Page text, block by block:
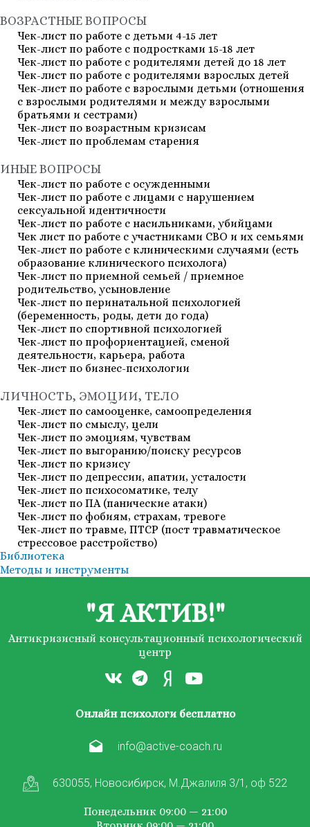
ВОЗРАСТНЫЕ ВОПРОСЫ
Чек-лист по работе с детьми 4-15 лет
Чек-лист по работе с подростками 15-18 лет
Чек-лист по работе с родителями детей до 18 лет
Чек-лист по работе с родителями взрослых детей
Чек-лист по работе с взрослыми детьми (отношения
с взрослыми родителями и между взрослыми
братьями и сестрами)
Чек-лист по возрастным кризисам
Чек-лист по проблемам старения
ИНЫЕ ВОПРОСЫ
Чек-лист по работе с осужденными
Чек-лист по работе с лицами с нарушением
сексуальной идентичности
Чек-лист по работе с насильниками, убийцами
Чек лист по работе с участниками СВО и их семьями
Чек-лист по работе с клиническими случаями (есть
образование клинического психолога)
Чек-лист по приемной семьей / приемное
родительство, усыновление
Чек-лист по перинатальной психологией
(беременность, роды, дети до года)
Чек-лист по спортивной психологией
Чек-лист по профориентацией, сменой
деятельности, карьера, работа
Чек-лист по бизнес-психологии
ЛИЧНОСТЬ, ЭМОЦИИ, ТЕЛО
Чек-лист по самооценке, самоопределения
Чек-лист по смыслу, цели
Чек-лист по эмоциям, чувствам
Чек-лист по выгоранию/поиску ресурсов
Чек-лист по кризису
Чек-лист по депрессии, апатии, усталости
Чек-лист по психосоматике, телу
Чек-лист по ПА (панические атаки)
Чек-лист по фобиям, страхам, тревоге
Чек-лист по травме, ПТСР (пост травматическое
стрессовое расстройство)
Библиотека
Методы и инструменты
"Я АКТИВ!"
Антикризисный консультационный психологический
центр
Онлайн психологи бесплатно
info@active-coach.ru
630055, Новосибирск, М.Джалиля 3/1, оф 522
Понедельник 09:00 — 21:00